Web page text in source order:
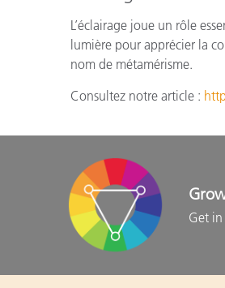
L’éclairage joue un rôle
lumière pour apprécier la
nom de métamérisme.
Consultez notre article :
Get